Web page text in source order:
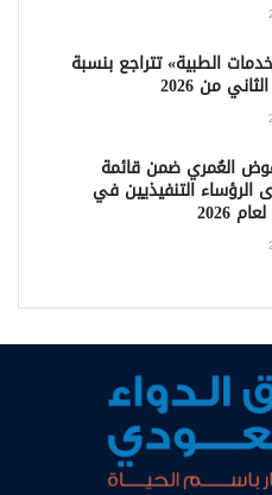
الطبية» تتراجع بنسبة
عوض العُمري ضمن قائمة
التنفيذيين في
2026